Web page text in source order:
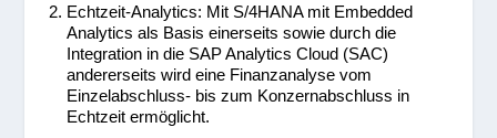
Echtzeit-Analytics: Mit S/4HANA mit Embedded
Analytics als Basis einerseits sowie durch die
Integration in die SAP Analytics Cloud (SAC)
andererseits wird eine Finanzanalyse vom
Einzelabschluss- bis zum Konzernabschluss in
Echtzeit ermöglicht.